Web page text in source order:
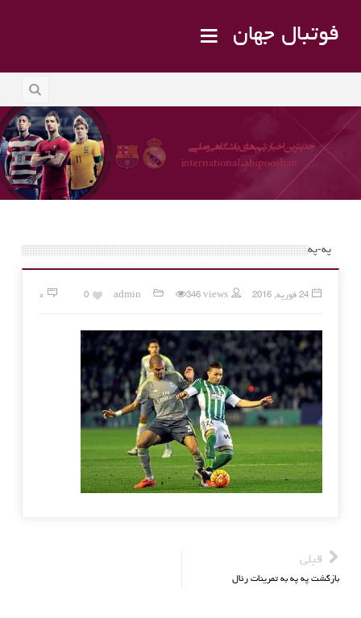
فوتبال جهان
په-په
24 فوریه, 2016 admin 346 views
0 ۰
قبلی
بازگشت په په به تمرینات رئال